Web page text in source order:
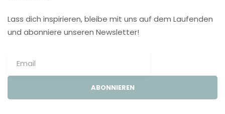
Lass dich inspirieren, bleibe mit uns auf dem Laufenden
und abonniere unseren Newsletter!
ABONNIEREN